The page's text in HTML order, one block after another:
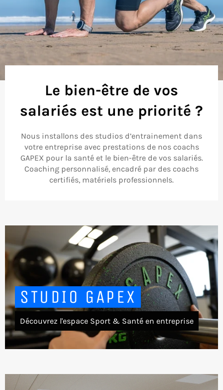
GAPEX
2/4
Mettre
diaporama
DiapositiveDiapositive
Le bien-être de vos
salariés est une priorité ?
Nous installons des studios d’entrainement dans
votre entreprise avec prestations de nos coachs
GAPEX pour la santé et le bien-être de vos salariés.
Coaching personnalisé, encadré par des coachs
certifiés, matériels professionnels.
STUDIO GAPEX
Découvrez l'espace Sport & Santé en entreprise